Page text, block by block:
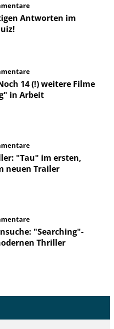
Antworten im
14 (!) weitere Filme
in Arbeit
"Tau" im ersten,
neuen Trailer
"Searching"-
Thriller